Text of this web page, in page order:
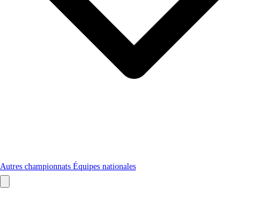
Autres championnats Équipes nationales